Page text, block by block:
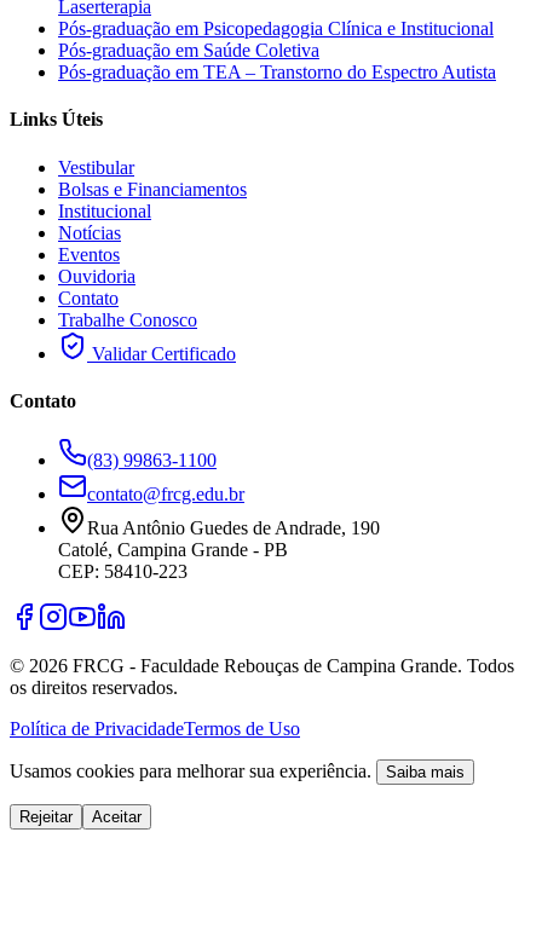
Laserterapia
Pós-graduação em Psicopedagogia Clínica e Institucional
Pós-graduação em Saúde Coletiva
Pós-graduação em TEA – Transtorno do Espectro Autista
Links Úteis
Vestibular
Bolsas e Financiamentos
Institucional
Notícias
Eventos
Ouvidoria
Contato
Trabalhe Conosco
Validar Certificado
Contato
(83) 99863-1100
contato@frcg.edu.br
Rua Antônio Guedes de Andrade, 190
Catolé, Campina Grande - PB
CEP: 58410-223
© 2026 FRCG - Faculdade Rebouças de Campina Grande. Todos
os direitos reservados.
Política de PrivacidadeTermos de Uso
Usamos cookies para melhorar sua experiência. Saiba mais
Rejeitar Aceitar